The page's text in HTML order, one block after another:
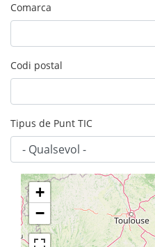
Comarca
Codi postal
Tipus de Punt TIC
+
−